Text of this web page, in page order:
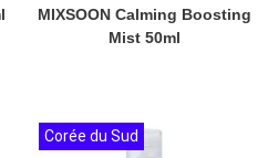
MIXSOON Calming Boosting
Mist 50ml
Corée du Sud